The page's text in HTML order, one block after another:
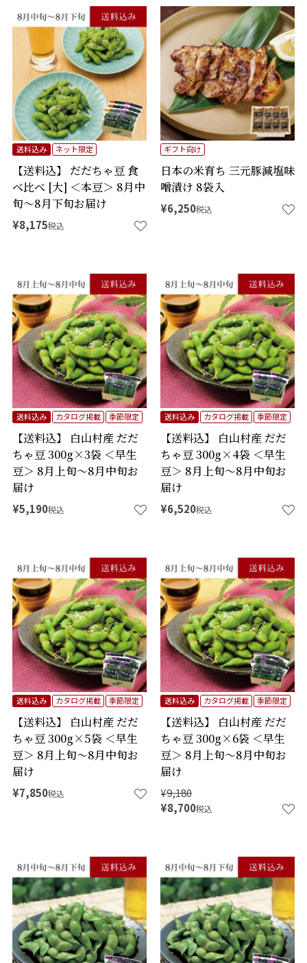
【送料込】 だだちゃ豆 食
べ比べ [大] ＜本豆＞ 8月中
旬～8月下旬お届け
送料込み ネット限定
¥8,175税込
日本の米育ち 三元豚減塩味
噌漬け 8袋入
ギフト向け
¥6,250税込
【送料込】 白山村産 だだ
ちゃ豆 300g×3袋 ＜早生
豆＞ 8月上旬～8月中旬お
届け
送料込み カタログ掲載 季節限定
¥5,190税込
【送料込】 白山村産 だだ
ちゃ豆 300g×4袋 ＜早生
豆＞ 8月上旬～8月中旬お
届け
送料込み カタログ掲載 季節限定
¥6,520税込
【送料込】 白山村産 だだ
ちゃ豆 300g×5袋 ＜早生
豆＞ 8月上旬～8月中旬お
届け
送料込み カタログ掲載 季節限定
¥7,850税込
【送料込】 白山村産 だだ
ちゃ豆 300g×6袋 ＜早生
豆＞ 8月上旬～8月中旬お
届け
送料込み カタログ掲載 季節限定
¥9,180
¥8,700税込